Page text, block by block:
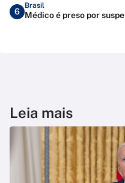
6
Brasil
Médico é preso por
Leia mais